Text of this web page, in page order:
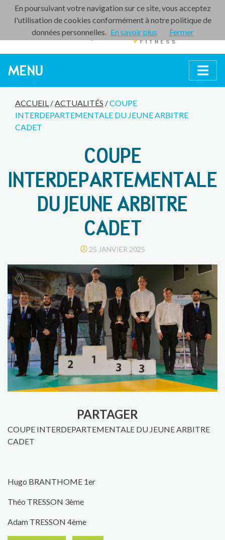
MENU
ACCUEIL / ACTUALITÉS /COUPE
INTERDEPARTEMENTALE DU JEUNE ARBITRE
CADET
COUPE
INTERDEPARTEMENTALE
DU JEUNE ARBITRE
CADET
25 JANVIER 2025
PARTAGER
COUPE INTERDEPARTEMENTALE DU JEUNE ARBITRE
CADET
Hugo BRANTHOME 1er
Théo TRESSON 3ème
Adam TRESSON 4ème
En poursuivant votre navigation sur ce site, vous acceptez
l'utilisation de cookies conformément à notre politique de
données personnelles. En savoir plus Fermer